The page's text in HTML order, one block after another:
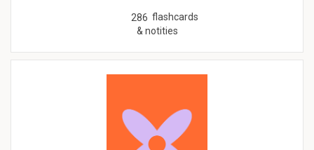
286 flashcards
& notities